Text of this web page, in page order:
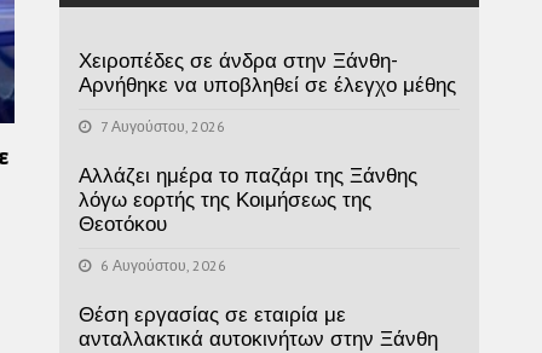
Χειροπέδες σε άνδρα στην Ξάνθη-
Αρνήθηκε να υποβληθεί σε έλεγχο μέθης
7 Αυγούστου, 2026
Αλλάζει ημέρα το παζάρι της Ξάνθης
λόγω εορτής της Κοιμήσεως της
Θεοτόκου
6 Αυγούστου, 2026
Θέση εργασίας σε εταιρία με
ανταλλακτικά αυτοκινήτων στην Ξάνθη